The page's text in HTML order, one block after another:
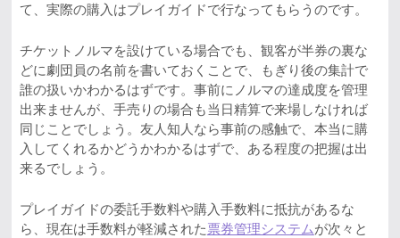
て、実際の購入はプレイガイドで行なってもらうのです。
チケットノルマを設けている場合でも、観客が半券の裏な
どに劇団員の名前を書いておくことで、もぎり後の集計で
誰の扱いかわかるはずです。事前にノルマの達成度を管理
出来ませんが、手売りの場合も当日精算で来場しなければ
同じことでしょう。友人知人なら事前の感触で、本当に購
入してくれるかどうかわかるはずで、ある程度の把握は出
来るでしょう。
プレイガイドの委託手数料や購入手数料に抵抗があるな
ら、現在は手数料が軽減された票券管理システムが次々と